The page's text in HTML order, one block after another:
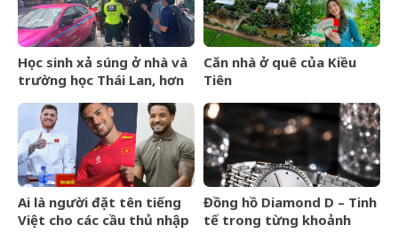
Học sinh xả súng ở nhà và
trường học Thái Lan, hơn
Căn nhà ở quê của Kiều
Tiên
Ai là người đặt tên tiếng
Việt cho các cầu thủ nhập
Đồng hồ Diamond D – Tinh
tế trong từng khoảnh